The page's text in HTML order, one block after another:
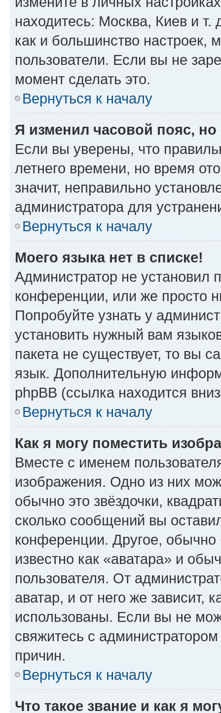
находитесь: Москва, Киев и т.
как и большинство настроек,
пользователи. Если вы не
момент сделать это.
Вернуться к началу
Я изменил часовой пояс,
Если вы уверены, что
летнего времени, но время
значит, неправильно
администратора для
Вернуться к началу
Моего языка нет в списке!
Администратор не установил
конференции, или же просто
Попробуйте узнать у
установить нужный вам
пакета не существует, то вы
язык. Дополнительную
phpBB (ссылка находится
Вернуться к началу
Как я могу поместить
Вместе с именем
изображения. Одно из них
обычно это звёздочки,
сколько сообщений вы
конференции. Другое,
известно как «аватара» и
пользователя. От
аватар, и от него же зависит,
использованы. Если вы не
свяжитесь с
причин.
Вернуться к началу
Что такое звание и как я